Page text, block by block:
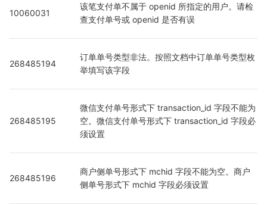
10060031
该笔支付单不属于 openid 所指定的用户。请检
查支付单号或 openid 是否有误
268485194
订单单号类型非法。按照文档中订单单号类型枚
举填写该字段
268485195
微信支付单号形式下 transaction_id 字段不能为
空。微信支付单号形式下 transaction_id 字段必
须设置
268485196
商户侧单号形式下 mchid 字段不能为空。商户
侧单号形式下 mchid 字段必须设置